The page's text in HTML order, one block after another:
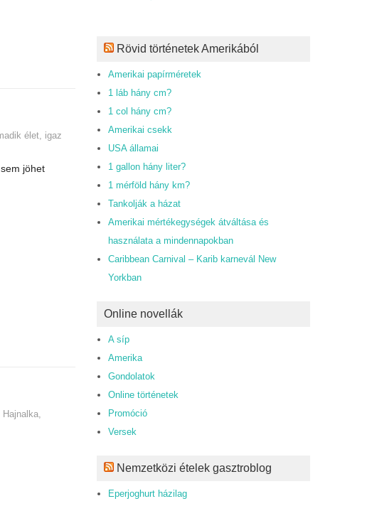
élet, igaz
jöhet
Hajnalka,
Rövid történetek Amerikából
Amerikai papírméretek
1 láb hány cm?
1 col hány cm?
Amerikai csekk
USA államai
1 gallon hány liter?
1 mérföld hány km?
Tankolják a házat
Amerikai mértékegységek átváltása és
használata a mindennapokban
Caribbean Carnival – Karib karnevál New
Yorkban
Online novellák
A síp
Amerika
Gondolatok
Online történetek
Promóció
Versek
Nemzetközi ételek gasztroblog
Eperjoghurt házilag